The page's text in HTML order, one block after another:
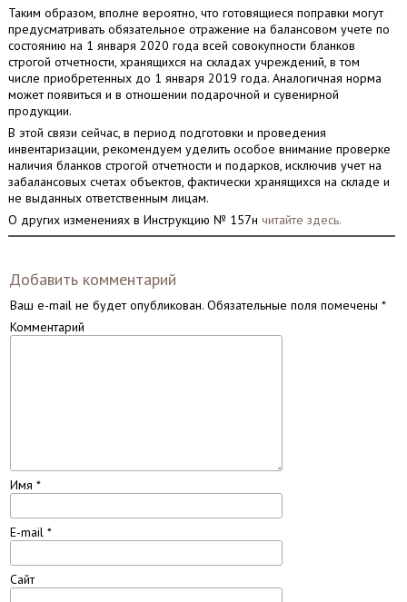
Таким образом, вполне вероятно, что готовящиеся поправки могут
предусматривать обязательное отражение на балансовом учете по
состоянию на 1 января 2020 года всей совокупности бланков
строгой отчетности, хранящихся на складах учреждений, в том
числе приобретенных до 1 января 2019 года. Аналогичная норма
может появиться и в отношении подарочной и сувенирной
продукции.
В этой связи сейчас, в период подготовки и проведения
инвентаризации, рекомендуем уделить особое внимание проверке
наличия бланков строгой отчетности и подарков, исключив учет на
забалансовых счетах объектов, фактически хранящихся на складе и
не выданных ответственным лицам.
О других изменениях в Инструкцию № 157н читайте здесь.
Добавить комментарий
Ваш e-mail не будет опубликован.Обязательные поля помечены *
Комментарий
Имя *
E-mail *
Сайт